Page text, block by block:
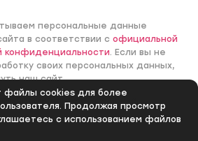
файлы cookies для более
Продолжая просмотр
с использованием файлов
персональные данные
в соответствии софициальной
конфиденциальности. Если вы не
своих персональных данных,
наш сайт.
магазин Лантек. Все права